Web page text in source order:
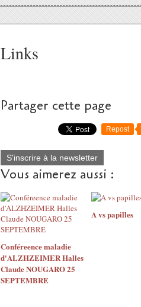
Links
Partager cette page
Repost
S'inscrire à la newsletter
Vous aimerez aussi :
Conféreence maladie
d'ALZHZEIMER Halles
Claude NOUGARO 25
SEPTEMBRE
A vs papilles